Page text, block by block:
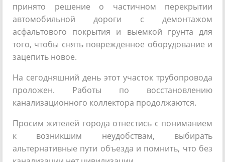
принято решение о частичном перекрытии
автомобильной дороги с демонтажом
асфальтового покрытия и выемкой грунта для
того, чтобы снять поврежденное оборудование и
зацепить новое.
На сегодняшний день этот участок трубопровода
проложен. Работы по восстановлению
канализационного коллектора продолжаются.
Просим жителей города отнестись с пониманием
к возникшим неудобствам, выбирать
альтернативные пути объезда и помнить, что без